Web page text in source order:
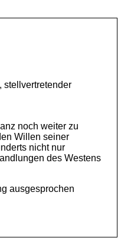
, stellvertretender
noch weiter zu
Willen seiner
nicht nur
des Westens
ausgesprochen